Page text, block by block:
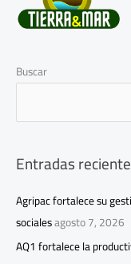
Buscar
Entradas
Agripac fortalece su
socialesagosto 7, 2026
AQ1 fortalece la